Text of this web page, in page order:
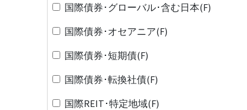
国際債券･グローバル･含む日本(F)
国際債券･オセアニア(F)
国際債券･短期債(F)
国際債券･転換社債(F)
国際REIT･特定地域(F)